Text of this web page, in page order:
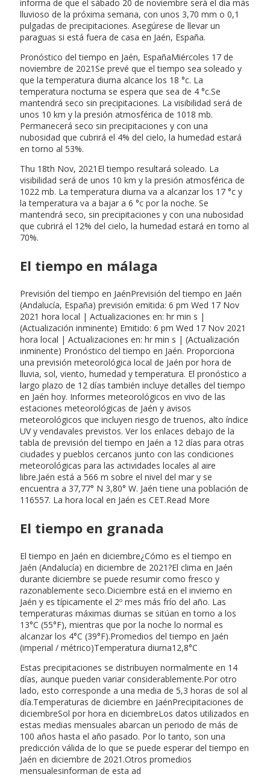
informa de que el sábado 20 de noviembre será el día más
lluvioso de la próxima semana, con unos 3,70 mm o 0,1
pulgadas de precipitaciones. Asegúrese de llevar un
paraguas si está fuera de casa en Jaén, España.
Pronóstico del tiempo en Jaén, EspañaMiércoles 17 de
noviembre de 2021Se prevé que el tiempo sea soleado y
que la temperatura diurna alcance los 18 °c. La
temperatura nocturna se espera que sea de 4 °c.Se
mantendrá seco sin precipitaciones. La visibilidad será de
unos 10 km y la presión atmosférica de 1018 mb.
Permanecerá seco sin precipitaciones y con una
nubosidad que cubrirá el 4% del cielo, la humedad estará
en torno al 53%.
Thu 18th Nov, 2021El tiempo resultará soleado. La
visibilidad será de unos 10 km y la presión atmosférica de
1022 mb. La temperatura diurna va a alcanzar los 17 °c y
la temperatura va a bajar a 6 °c por la noche. Se
mantendrá seco, sin precipitaciones y con una nubosidad
que cubrirá el 12% del cielo, la humedad estará en torno al
70%.
El tiempo en málaga
Previsión del tiempo en JaénPrevisión del tiempo en Jaén
(Andalucía, España) previsión emitida: 6 pm Wed 17 Nov
2021 hora local | Actualizaciones en: hr min s |
(Actualización inminente) Emitido: 6 pm Wed 17 Nov 2021
hora local | Actualizaciones en: hr min s | (Actualización
inminente) Pronóstico del tiempo en Jaén. Proporciona
una previsión meteorológica local de Jaén por hora de
lluvia, sol, viento, humedad y temperatura. El pronóstico a
largo plazo de 12 días también incluye detalles del tiempo
en Jaén hoy. Informes meteorológicos en vivo de las
estaciones meteorológicas de Jaén y avisos
meteorológicos que incluyen riesgo de truenos, alto índice
UV y vendavales previstos. Ver los enlaces debajo de la
tabla de previsión del tiempo en Jaén a 12 días para otras
ciudades y pueblos cercanos junto con las condiciones
meteorológicas para las actividades locales al aire
libre.Jaén está a 566 m sobre el nivel del mar y se
encuentra a 37,77° N 3,80° W. Jaén tiene una población de
116557. La hora local en Jaén es CET.Read More
El tiempo en granada
El tiempo en Jaén en diciembre¿Cómo es el tiempo en
Jaén (Andalucía) en diciembre de 2021?El clima en Jaén
durante diciembre se puede resumir como fresco y
razonablemente seco.Diciembre está en el invierno en
Jaén y es típicamente el 2º mes más frío del año. Las
temperaturas máximas diurnas se sitúan en torno a los
13°C (55°F), mientras que por la noche lo normal es
alcanzar los 4°C (39°F).Promedios del tiempo en Jaén
(imperial / métrico)Temperatura diurna12,8°C
Estas precipitaciones se distribuyen normalmente en 14
días, aunque pueden variar considerablemente.Por otro
lado, esto corresponde a una media de 5,3 horas de sol al
día.Temperaturas de diciembre en JaénPrecipitaciones de
diciembreSol por hora en diciembreLos datos utilizados en
estas medias mensuales abarcan un periodo de más de
100 años hasta el año pasado. Por lo tanto, son una
predicción válida de lo que se puede esperar del tiempo en
Jaén en diciembre de 2021.Otros promedios
mensualesinforman de esta ad